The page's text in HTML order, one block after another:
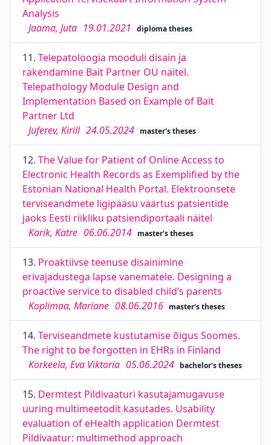
Analysis
Jaama, Juta 19.01.2021 diploma theses
11. Telepatoloogia mooduli disain ja
rakendamine Bait Partner OÜ näitel.
Telepathology Module Design and
Implementation Based on Example of Bait
Partner Ltd
Juferev, Kirill 24.05.2024 master's theses
12. The Value for Patient of Online Access to
Electronic Health Records as Exemplified by the
Estonian National Health Portal. Elektroonsete
terviseandmete ligipääsu väärtus patsientide
jaoks Eesti riikliku patsiendiportaali näitel
Karik, Katre 06.06.2014 master's theses
13. Proaktiivse teenuse disainimine
erivajadustega lapse vanematele. Designing a
proactive service to disabled child’s parents
Koplimaa, Mariane 08.06.2016 master's theses
14. Terviseandmete kustutamise õigus Soomes.
The right to be forgotten in EHRs in Finland
Korkeela, Eva Viktoria 05.06.2024 bachelor's theses
15. Dermtest Pildivaaturi kasutajamugavuse
uuring multimeetodit kasutades. Usability
evaluation of eHealth application Dermtest
Pildivaatur: multimethod approach